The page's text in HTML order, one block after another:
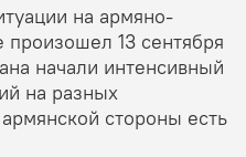
на армяно-
произошел 13 сентября
начали интенсивный
на разных
стороны есть